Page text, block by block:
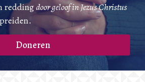
reddingdoor geloof in Jezus Christus
Doneren